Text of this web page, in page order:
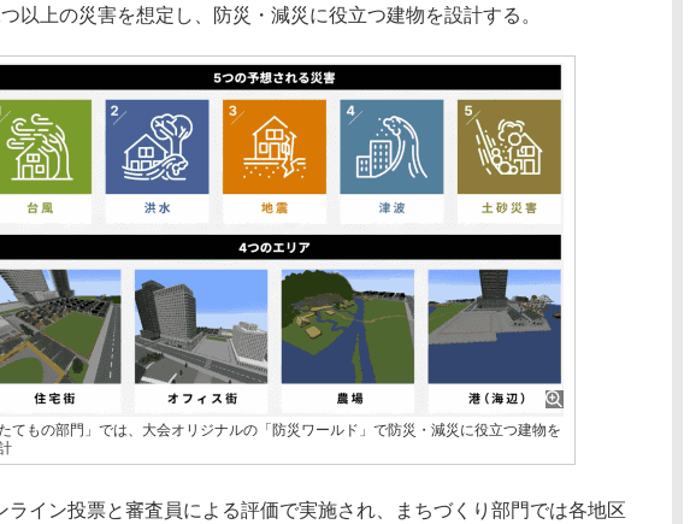
以上の災害を想定し、防災・減災に役立つ建物を設計する。
たてもの部門」では、大会オリジナルの「防災ワールド」で防災・減災に役立つ建物を
ライン投票と審査員による評価で実施され、まちづくり部門では各地区